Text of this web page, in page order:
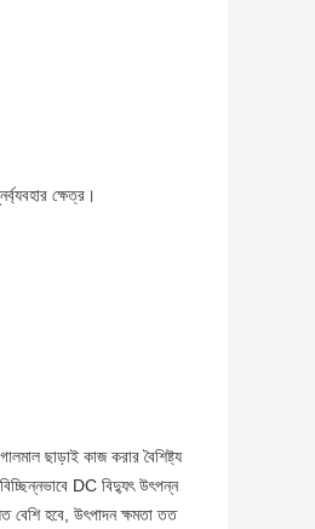
ক্ষেত্র।
ছাড়াই কাজ করার বৈশিষ্ট্য
DC বিদ্যুৎ উৎপন্ন
বেশি হবে, উৎপাদন ক্ষমতা তত